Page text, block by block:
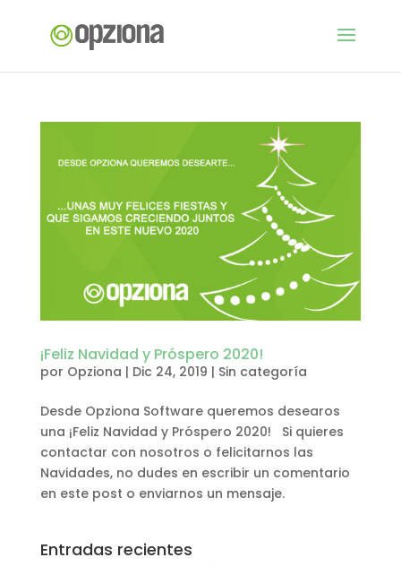
¡Feliz Navidad y Próspero 2020!
por Opziona | Dic 24, 2019 | Sin categoría
Desde Opziona Software queremos desearos
una ¡Feliz Navidad y Próspero 2020! Si quieres
contactar con nosotros o felicitarnos las
Navidades, no dudes en escribir un comentario
en este post o enviarnos un mensaje.
Entradas recientes